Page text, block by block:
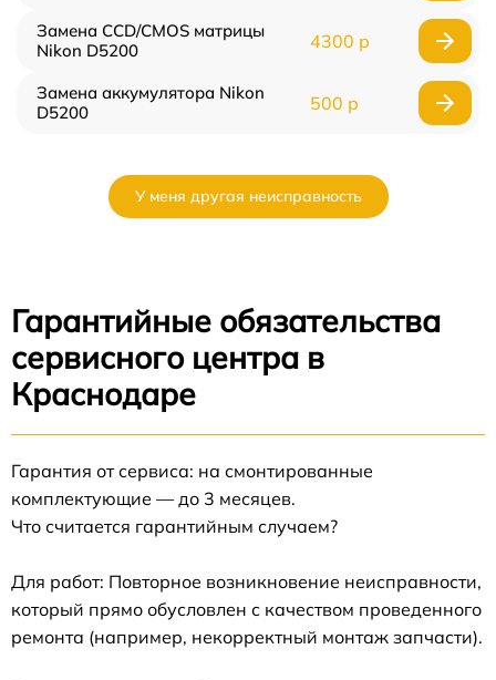
Замена CCD/CMOS матрицы
Nikon D5200
4300 р
Замена аккумулятора Nikon
D5200
500 р
У меня другая неисправность
Гарантийные обязательства
сервисного центра в
Краснодаре
Гарантия от сервиса: на смонтированные
комплектующие — до 3 месяцев.
Что считается гарантийным случаем?
Для работ: Повторное возникновение неисправности,
который прямо обусловлен с качеством проведенного
ремонта (например, некорректный монтаж запчасти).